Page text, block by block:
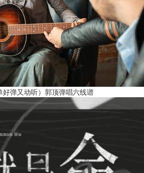
弹又动听）郭顶弹唱六线谱